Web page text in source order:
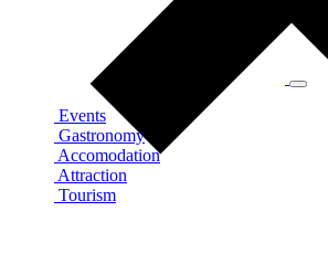
Events
Gastronomy
Accomodation
Attraction
Tourism